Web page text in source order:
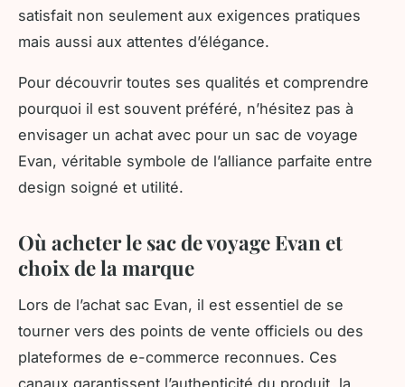
satisfait non seulement aux exigences pratiques
mais aussi aux attentes d’élégance.
Pour découvrir toutes ses qualités et comprendre
pourquoi il est souvent préféré, n’hésitez pas à
envisager un achat avec pour un sac de voyage
Evan, véritable symbole de l’alliance parfaite entre
design soigné et utilité.
Où acheter le sac de voyage Evan et
choix de la marque
Lors de l’achat sac Evan, il est essentiel de se
tourner vers des points de vente officiels ou des
plateformes de e-commerce reconnues. Ces
canaux garantissent l’authenticité du produit, la